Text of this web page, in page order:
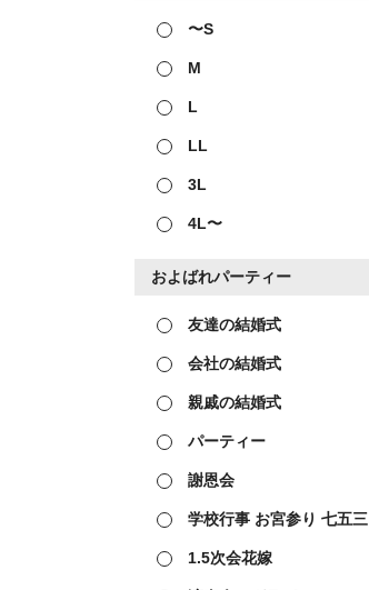
〜S
M
L
LL
3L
4L〜
およばれパーティー
友達の結婚式
会社の結婚式
親戚の結婚式
パーティー
謝恩会
学校行事 お宮参り 七五三
1.5次会花嫁